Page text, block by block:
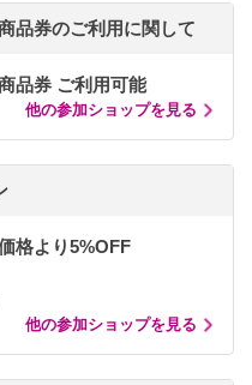
品券のご利用に関して
品券 ご利用可能
他の参加ショップを見る
格より5%OFF
他の参加ショップを見る